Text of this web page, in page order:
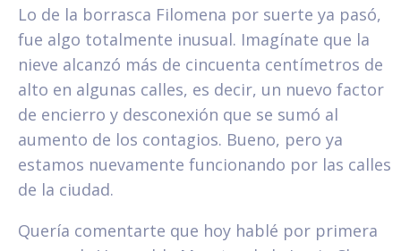
Lo de la borrasca Filomena por suerte ya pasó,
fue algo totalmente inusual. Imagínate que la
nieve alcanzó más de cincuenta centímetros de
alto en algunas calles, es decir, un nuevo factor
de encierro y desconexión que se sumó al
aumento de los contagios. Bueno, pero ya
estamos nuevamente funcionando por las calles
de la ciudad.
Quería comentarte que hoy hablé por primera